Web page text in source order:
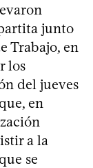
junto
Trabajo, en
los
del jueves
en
a la
se